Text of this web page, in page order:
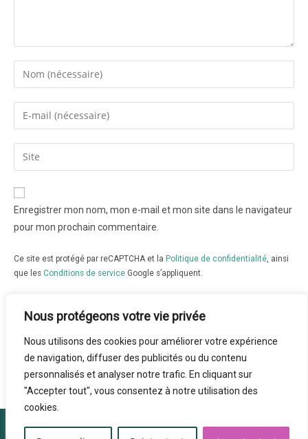
Nous protégeons votre vie privée
Nous utilisons des cookies pour améliorer votre expérience
de navigation, diffuser des publicités ou du contenu
personnalisés et analyser notre trafic. En cliquant sur
"Accepter tout", vous consentez à notre utilisation des
cookies.
Enregistrer mon nom, mon e-mail et mon site dans le navigateur
pour mon prochain commentaire.
Ce site est protégé par reCAPTCHA et la Politique de confidentialité, ainsi
que les Conditions de service Google s’appliquent.
Facebook Politique de confidentialité et Mentions légales